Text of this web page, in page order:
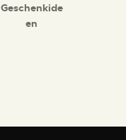
Geschenkide
en